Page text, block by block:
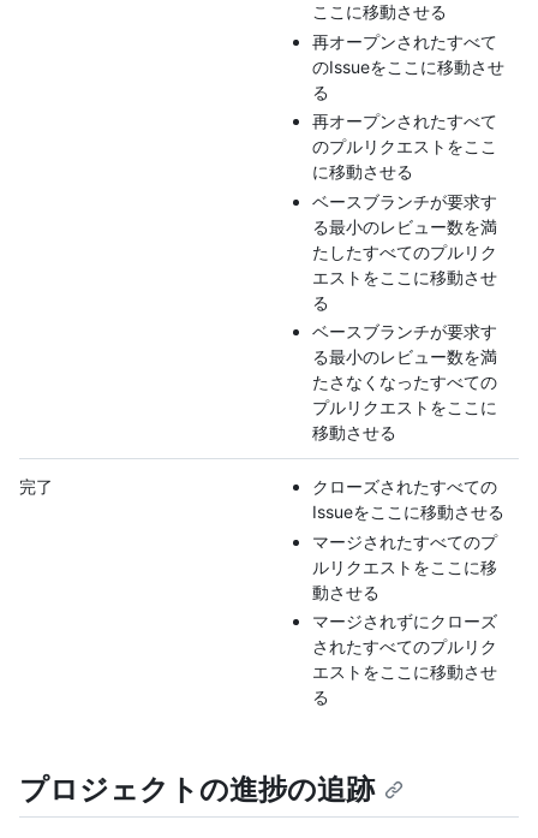
ここに移動させる
再オープンされたすべて
のIssueをここに移動させ
る
再オープンされたすべて
のプルリクエストをここ
に移動させる
ベースブランチが要求す
る最小のレビュー数を満
たしたすべてのプルリク
エストをここに移動させ
る
ベースブランチが要求す
る最小のレビュー数を満
たさなくなったすべての
プルリクエストをここに
移動させる
完了
クローズされたすべての
Issueをここに移動させる
マージされたすべてのプ
ルリクエストをここに移
動させる
マージされずにクローズ
されたすべてのプルリク
エストをここに移動させ
る
プロジェクトの進捗の追跡